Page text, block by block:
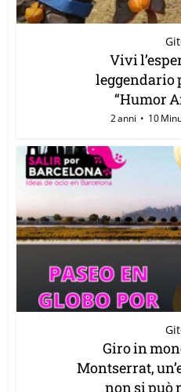
Vivi
leggendario
“Humor
2 anni 10
Giro in
Montserrat,
non si può